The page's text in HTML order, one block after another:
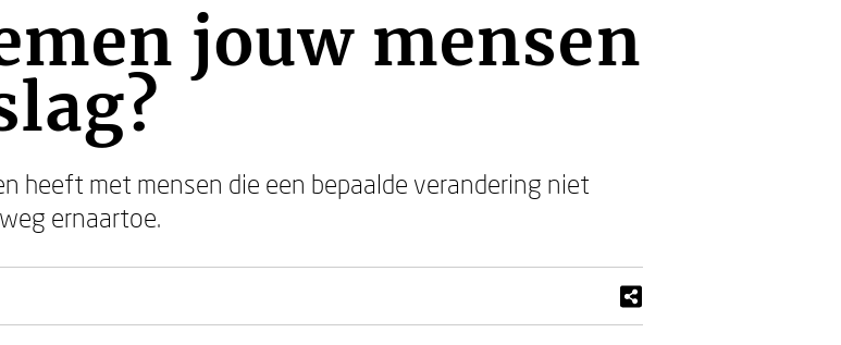
jouw mensen
heeft met mensen die een bepaalde verandering niet
ernaartoe.